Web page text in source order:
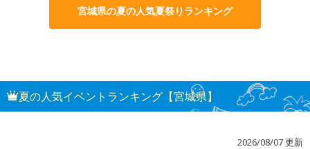
宮城県の夏の人気夏祭りランキング
夏の人気イベントランキング【宮城県】
2026/08/07 更新